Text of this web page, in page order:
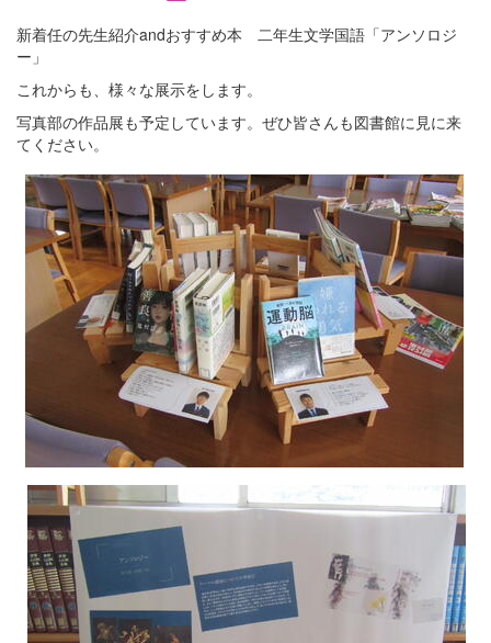
新着任の先生紹介andおすすめ本 二年生文学国語「アンソロジ
ー」
これからも、様々な展示をします。
写真部の作品展も予定しています。ぜひ皆さんも図書館に見に来
てください。